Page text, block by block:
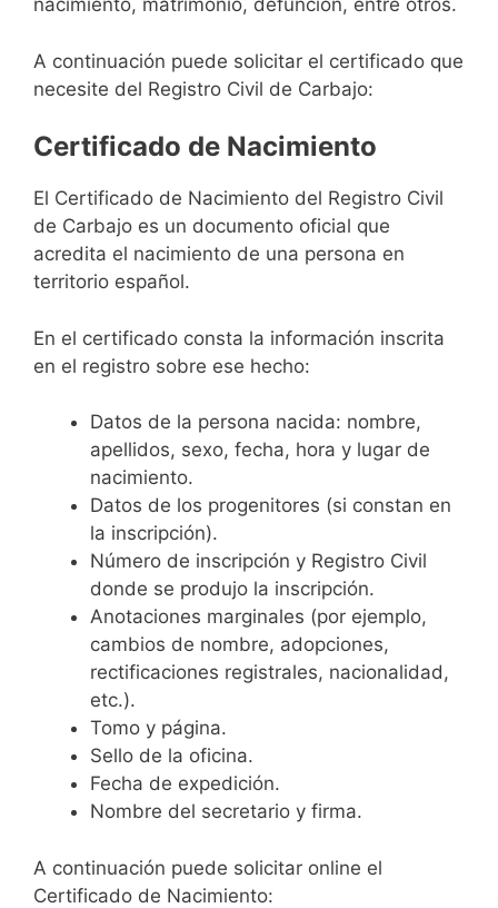
nacimiento, matrimonio, defunción, entre otros.
A continuación puede solicitar el certificado que
necesite del Registro Civil de Carbajo:
Certificado de Nacimiento
El Certificado de Nacimiento del Registro Civil
de Carbajo es un documento oficial que
acredita el nacimiento de una persona en
territorio español.
En el certificado consta la información inscrita
en el registro sobre ese hecho:
Datos de la persona nacida: nombre,
apellidos, sexo, fecha, hora y lugar de
nacimiento.
Datos de los progenitores (si constan en
la inscripción).
Número de inscripción y Registro Civil
donde se produjo la inscripción.
Anotaciones marginales (por ejemplo,
cambios de nombre, adopciones,
rectificaciones registrales, nacionalidad,
etc.).
Tomo y página.
Sello de la oficina.
Fecha de expedición.
Nombre del secretario y firma.
A continuación puede solicitar online el
Certificado de Nacimiento: